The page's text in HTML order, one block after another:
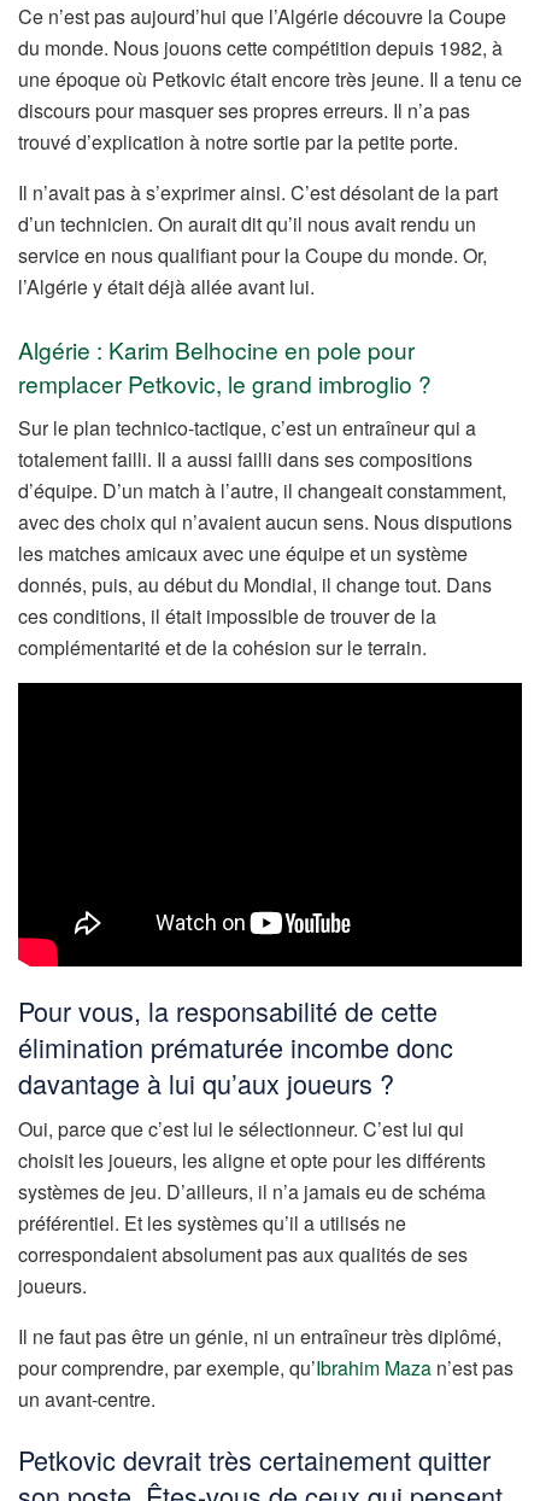
Ce n’est pas aujourd’hui que l’Algérie découvre la Coupe
du monde. Nous jouons cette compétition depuis 1982, à
une époque où Petkovic était encore très jeune. Il a tenu ce
discours pour masquer ses propres erreurs. Il n’a pas
trouvé d’explication à notre sortie par la petite porte.
Il n’avait pas à s’exprimer ainsi. C’est désolant de la part
d’un technicien. On aurait dit qu’il nous avait rendu un
service en nous qualifiant pour la Coupe du monde. Or,
l’Algérie y était déjà allée avant lui.
Algérie : Karim Belhocine en pole pour
remplacer Petkovic, le grand imbroglio ?
Sur le plan technico-tactique, c’est un entraîneur qui a
totalement failli. Il a aussi failli dans ses compositions
d’équipe. D’un match à l’autre, il changeait constamment,
avec des choix qui n’avaient aucun sens. Nous disputions
les matches amicaux avec une équipe et un système
donnés, puis, au début du Mondial, il change tout. Dans
ces conditions, il était impossible de trouver de la
complémentarité et de la cohésion sur le terrain.
Pour vous, la responsabilité de cette
élimination prématurée incombe donc
davantage à lui qu’aux joueurs ?
Oui, parce que c’est lui le sélectionneur. C’est lui qui
choisit les joueurs, les aligne et opte pour les différents
systèmes de jeu. D’ailleurs, il n’a jamais eu de schéma
préférentiel. Et les systèmes qu’il a utilisés ne
correspondaient absolument pas aux qualités de ses
joueurs.
Il ne faut pas être un génie, ni un entraîneur très diplômé,
pour comprendre, par exemple, qu’Ibrahim Maza n’est pas
un avant-centre.
Petkovic devrait très certainement quitter